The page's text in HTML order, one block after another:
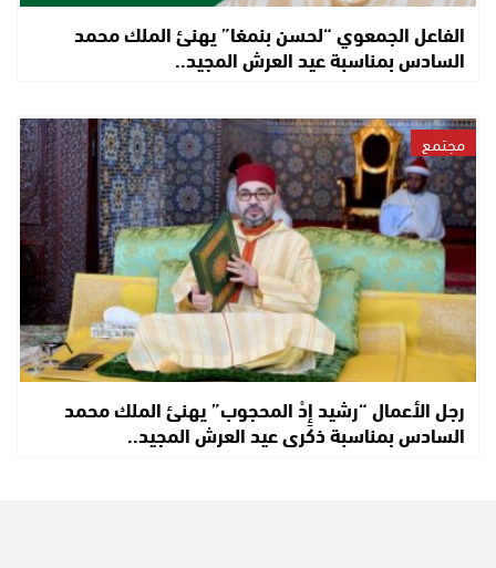
الفاعل الجمعوي “لحسن بنمغا” يهنئ الملك محمد
السادس بمناسبة عيد العرش المجيد..
مجتمع
رجل الأعمال “رشيد إِدْ المحجوب” يهنئ الملك محمد
السادس بمناسبة ذكرى عيد العرش المجيد..